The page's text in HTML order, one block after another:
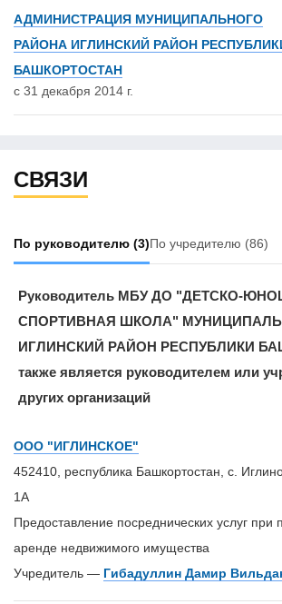
АДМИНИСТРАЦИЯ МУНИЦИПАЛЬНОГО
РАЙОНА ИГЛИНСКИЙ РАЙОН
БАШКОРТОСТАН
с 31 декабря 2014 г.
СВЯЗИ
По руководителю (3)По учредителю (86)
Руководитель МБУ ДО "ДЕТСКО-
СПОРТИВНАЯ ШКОЛА"
ИГЛИНСКИЙ РАЙОН РЕСПУБЛИКИ
также является руководителем или
других организаций
ООО "ИГЛИНСКОЕ"
452410, республика Башкортостан, с.
1А
Предоставление посреднических услуг при
аренде недвижимого имущества
Учредитель — Гибадуллин Дамир